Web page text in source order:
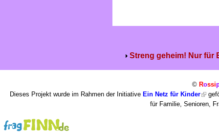
Streng geheim! Nur für
© Rossi
Dieses Projekt wurde im Rahmen der Initiative Ein Netz für Kinder
für Familie, Senioren,